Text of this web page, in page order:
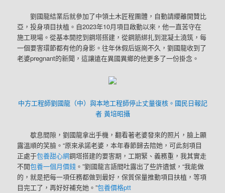
劉國龍結業后就參加了中領土木匠程團體，自動請纓離開贊比
亞，投身項目扶植。自2023年10月項目啟動以來，他一直苦守在
施工現場。從基本開挖到鋼塔搭建，從鋼筋綁扎到混凝土澆筑，每
一個要害環節都有他的身影。往年休假后返崗不久，劉國龍收到了
老婆pregnant的新聞，這讓遠在異國異鄉的他更多了一份掛念。
中方工程師劉國龍（中）與本地工程師停止丈量復核。國民日報記
者 黃培昭攝
歇息間隙，劉國龍拿出手機，翻看著老婆發來的照片，臉上顯
露溫順的笑臉。“原來承諾老婆，本年春節歸去陪她，可此刻項目
正處于包養甜心網鋼塔搭建的要害期，工期緊、義務重，我其實走
不開包養一個月價錢 。”劉國龍言語間吐露出了些許遺憾，“我能做
的，就是把每一項任務都做到最好，保質保量推動項目扶植，等項
目完工了，再好好補充她。”包養價格ptt